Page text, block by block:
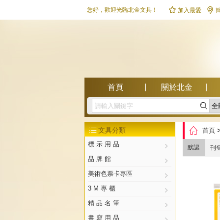
您好，歡迎光臨北金文具！  加入最愛 
首頁 關於北金
幫助中心 
文具分類
標 示 用 品
品 牌 館
美術色票卡專區
3 M 專 櫃
精 品 名 筆
書 寫 用 品
 首頁
默認 刊